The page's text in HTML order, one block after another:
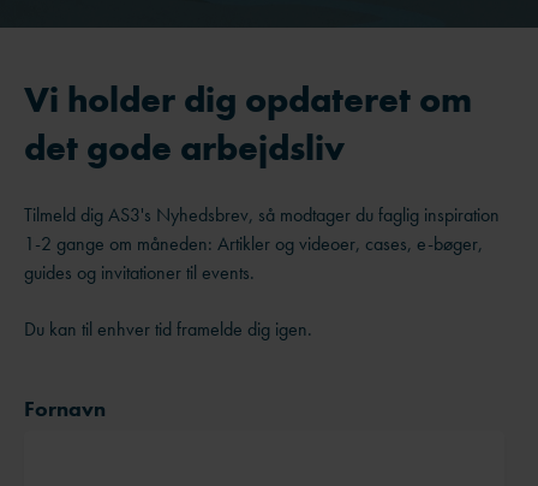
Vi holder dig opdateret om
det gode arbejdsliv
Tilmeld dig AS3's Nyhedsbrev, så modtager du faglig inspiration
1-2 gange om måneden: Artikler og videoer, cases, e-bøger,
guides og invitationer til events.
Du kan til enhver tid framelde dig igen.
Fornavn